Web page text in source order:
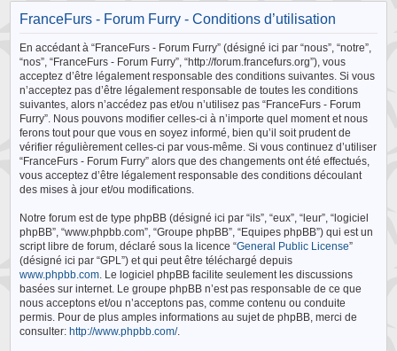
FranceFurs - Forum Furry - Conditions d’utilisation
En accédant à “FranceFurs - Forum Furry” (désigné ici par “nous”, “notre”,
“nos”, “FranceFurs - Forum Furry”, “http://forum.francefurs.org”), vous
acceptez d’être légalement responsable des conditions suivantes. Si vous
n’acceptez pas d’être légalement responsable de toutes les conditions
suivantes, alors n’accédez pas et/ou n’utilisez pas “FranceFurs - Forum
Furry”. Nous pouvons modifier celles-ci à n’importe quel moment et nous
ferons tout pour que vous en soyez informé, bien qu’il soit prudent de
vérifier régulièrement celles-ci par vous-même. Si vous continuez d’utiliser
“FranceFurs - Forum Furry” alors que des changements ont été effectués,
vous acceptez d’être légalement responsable des conditions découlant
des mises à jour et/ou modifications.
Notre forum est de type phpBB (désigné ici par “ils”, “eux”, “leur”, “logiciel
phpBB”, “www.phpbb.com”, “Groupe phpBB”, “Equipes phpBB”) qui est un
script libre de forum, déclaré sous la licence “General Public License”
(désigné ici par “GPL”) et qui peut être téléchargé depuis
www.phpbb.com. Le logiciel phpBB facilite seulement les discussions
basées sur internet. Le groupe phpBB n’est pas responsable de ce que
nous acceptons et/ou n’acceptons pas, comme contenu ou conduite
permis. Pour de plus amples informations au sujet de phpBB, merci de
consulter: http://www.phpbb.com/.